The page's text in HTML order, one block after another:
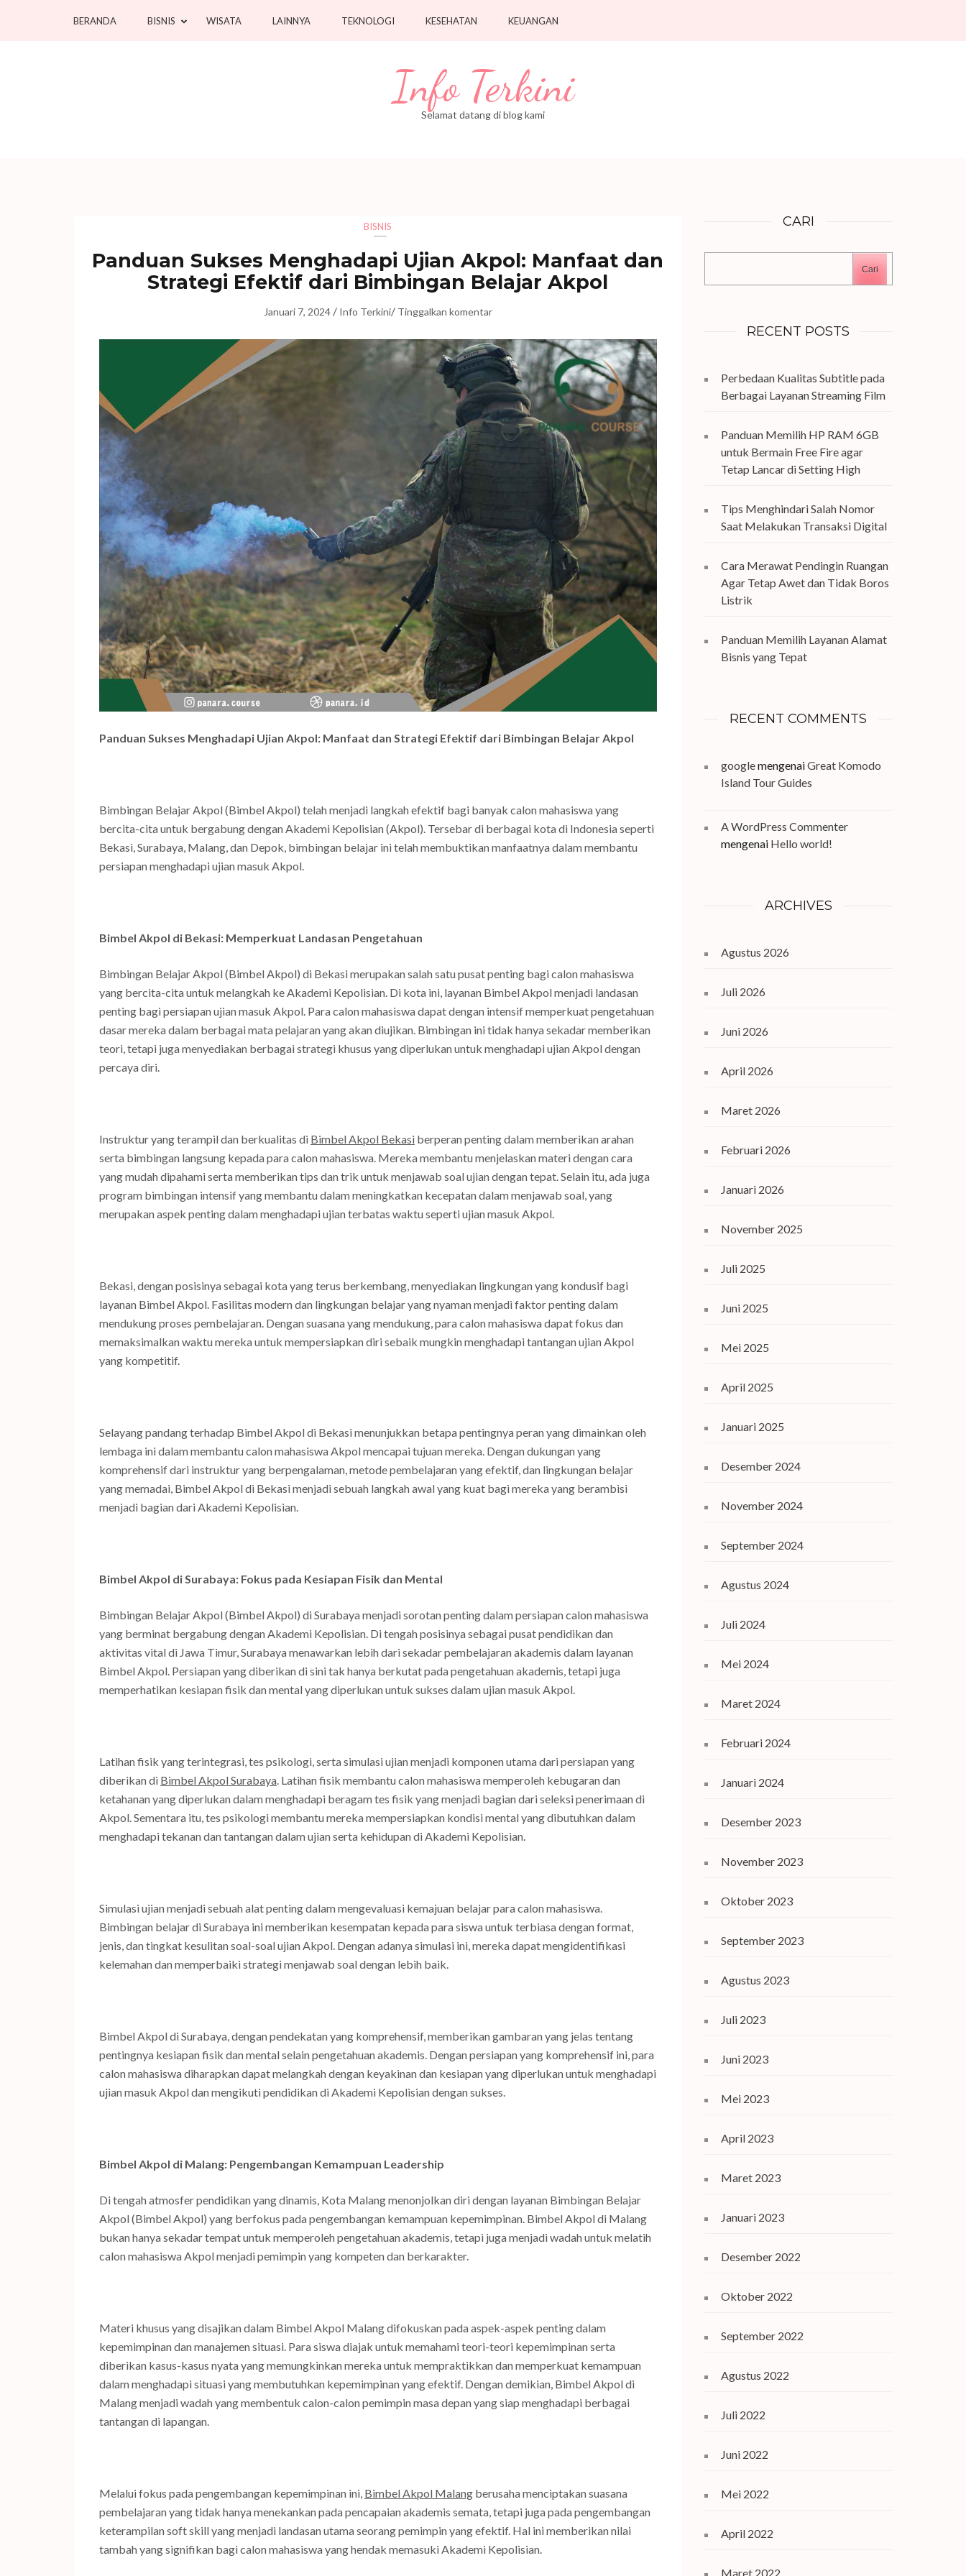
BERANDA BISNIS WISATA LAINNYA TEKNOLOGI KESEHATAN KEUANGAN
Info Terkini
Selamat datang di blog kami
BISNIS
Panduan Sukses Menghadapi Ujian Akpol: Manfaat dan
Strategi Efektif dari Bimbingan Belajar Akpol
Januari 7, 2024/ Info Terkini/ Tinggalkan komentar
Panduan Sukses Menghadapi Ujian Akpol: Manfaat dan Strategi Efektif dari Bimbingan Belajar Akpol
Bimbingan Belajar Akpol (Bimbel Akpol) telah menjadi langkah efektif bagi banyak calon mahasiswa yang
bercita-cita untuk bergabung dengan Akademi Kepolisian (Akpol). Tersebar di berbagai kota di Indonesia seperti
Bekasi, Surabaya, Malang, dan Depok, bimbingan belajar ini telah membuktikan manfaatnya dalam membantu
persiapan menghadapi ujian masuk Akpol.
Bimbel Akpol di Bekasi: Memperkuat Landasan Pengetahuan
Bimbingan Belajar Akpol (Bimbel Akpol) di Bekasi merupakan salah satu pusat penting bagi calon mahasiswa
yang bercita-cita untuk melangkah ke Akademi Kepolisian. Di kota ini, layanan Bimbel Akpol menjadi landasan
penting bagi persiapan ujian masuk Akpol. Para calon mahasiswa dapat dengan intensif memperkuat pengetahuan
dasar mereka dalam berbagai mata pelajaran yang akan diujikan. Bimbingan ini tidak hanya sekadar memberikan
teori, tetapi juga menyediakan berbagai strategi khusus yang diperlukan untuk menghadapi ujian Akpol dengan
percaya diri.
Instruktur yang terampil dan berkualitas di Bimbel Akpol Bekasi berperan penting dalam memberikan arahan
serta bimbingan langsung kepada para calon mahasiswa. Mereka membantu menjelaskan materi dengan cara
yang mudah dipahami serta memberikan tips dan trik untuk menjawab soal ujian dengan tepat. Selain itu, ada juga
program bimbingan intensif yang membantu dalam meningkatkan kecepatan dalam menjawab soal, yang
merupakan aspek penting dalam menghadapi ujian terbatas waktu seperti ujian masuk Akpol.
Bekasi, dengan posisinya sebagai kota yang terus berkembang, menyediakan lingkungan yang kondusif bagi
layanan Bimbel Akpol. Fasilitas modern dan lingkungan belajar yang nyaman menjadi faktor penting dalam
mendukung proses pembelajaran. Dengan suasana yang mendukung, para calon mahasiswa dapat fokus dan
memaksimalkan waktu mereka untuk mempersiapkan diri sebaik mungkin menghadapi tantangan ujian Akpol
yang kompetitif.
Selayang pandang terhadap Bimbel Akpol di Bekasi menunjukkan betapa pentingnya peran yang dimainkan oleh
lembaga ini dalam membantu calon mahasiswa Akpol mencapai tujuan mereka. Dengan dukungan yang
komprehensif dari instruktur yang berpengalaman, metode pembelajaran yang efektif, dan lingkungan belajar
yang memadai, Bimbel Akpol di Bekasi menjadi sebuah langkah awal yang kuat bagi mereka yang berambisi
menjadi bagian dari Akademi Kepolisian.
Bimbel Akpol di Surabaya: Fokus pada Kesiapan Fisik dan Mental
Bimbingan Belajar Akpol (Bimbel Akpol) di Surabaya menjadi sorotan penting dalam persiapan calon mahasiswa
yang berminat bergabung dengan Akademi Kepolisian. Di tengah posisinya sebagai pusat pendidikan dan
aktivitas vital di Jawa Timur, Surabaya menawarkan lebih dari sekadar pembelajaran akademis dalam layanan
Bimbel Akpol. Persiapan yang diberikan di sini tak hanya berkutat pada pengetahuan akademis, tetapi juga
memperhatikan kesiapan fisik dan mental yang diperlukan untuk sukses dalam ujian masuk Akpol.
Latihan fisik yang terintegrasi, tes psikologi, serta simulasi ujian menjadi komponen utama dari persiapan yang
diberikan di Bimbel Akpol Surabaya. Latihan fisik membantu calon mahasiswa memperoleh kebugaran dan
ketahanan yang diperlukan dalam menghadapi beragam tes fisik yang menjadi bagian dari seleksi penerimaan di
Akpol. Sementara itu, tes psikologi membantu mereka mempersiapkan kondisi mental yang dibutuhkan dalam
menghadapi tekanan dan tantangan dalam ujian serta kehidupan di Akademi Kepolisian.
Simulasi ujian menjadi sebuah alat penting dalam mengevaluasi kemajuan belajar para calon mahasiswa.
Bimbingan belajar di Surabaya ini memberikan kesempatan kepada para siswa untuk terbiasa dengan format,
jenis, dan tingkat kesulitan soal-soal ujian Akpol. Dengan adanya simulasi ini, mereka dapat mengidentifikasi
kelemahan dan memperbaiki strategi menjawab soal dengan lebih baik.
Bimbel Akpol di Surabaya, dengan pendekatan yang komprehensif, memberikan gambaran yang jelas tentang
pentingnya kesiapan fisik dan mental selain pengetahuan akademis. Dengan persiapan yang komprehensif ini, para
calon mahasiswa diharapkan dapat melangkah dengan keyakinan dan kesiapan yang diperlukan untuk menghadapi
ujian masuk Akpol dan mengikuti pendidikan di Akademi Kepolisian dengan sukses.
Bimbel Akpol di Malang: Pengembangan Kemampuan Leadership
Di tengah atmosfer pendidikan yang dinamis, Kota Malang menonjolkan diri dengan layanan Bimbingan Belajar
Akpol (Bimbel Akpol) yang berfokus pada pengembangan kemampuan kepemimpinan. Bimbel Akpol di Malang
bukan hanya sekadar tempat untuk memperoleh pengetahuan akademis, tetapi juga menjadi wadah untuk melatih
calon mahasiswa Akpol menjadi pemimpin yang kompeten dan berkarakter.
Materi khusus yang disajikan dalam Bimbel Akpol Malang difokuskan pada aspek-aspek penting dalam
kepemimpinan dan manajemen situasi. Para siswa diajak untuk memahami teori-teori kepemimpinan serta
diberikan kasus-kasus nyata yang memungkinkan mereka untuk mempraktikkan dan memperkuat kemampuan
dalam menghadapi situasi yang membutuhkan kepemimpinan yang efektif. Dengan demikian, Bimbel Akpol di
Malang menjadi wadah yang membentuk calon-calon pemimpin masa depan yang siap menghadapi berbagai
tantangan di lapangan.
Melalui fokus pada pengembangan kepemimpinan ini, Bimbel Akpol Malang berusaha menciptakan suasana
pembelajaran yang tidak hanya menekankan pada pencapaian akademis semata, tetapi juga pada pengembangan
keterampilan soft skill yang menjadi landasan utama seorang pemimpin yang efektif. Hal ini memberikan nilai
tambah yang signifikan bagi calon mahasiswa yang hendak memasuki Akademi Kepolisian.
CARI
Cari
RECENT POSTS
Perbedaan Kualitas Subtitle pada
Berbagai Layanan Streaming Film
Panduan Memilih HP RAM 6GB
untuk Bermain Free Fire agar
Tetap Lancar di Setting High
Tips Menghindari Salah Nomor
Saat Melakukan Transaksi Digital
Cara Merawat Pendingin Ruangan
Agar Tetap Awet dan Tidak Boros
Listrik
Panduan Memilih Layanan Alamat
Bisnis yang Tepat
RECENT COMMENTS
googlemengenaiGreat Komodo
Island Tour Guides
A WordPress Commenter
mengenai Hello world!
ARCHIVES
Agustus 2026
Juli 2026
Juni 2026
April 2026
Maret 2026
Februari 2026
Januari 2026
November 2025
Juli 2025
Juni 2025
Mei 2025
April 2025
Januari 2025
Desember 2024
November 2024
September 2024
Agustus 2024
Juli 2024
Mei 2024
Maret 2024
Februari 2024
Januari 2024
Desember 2023
November 2023
Oktober 2023
September 2023
Agustus 2023
Juli 2023
Juni 2023
Mei 2023
April 2023
Maret 2023
Januari 2023
Desember 2022
Oktober 2022
September 2022
Agustus 2022
Juli 2022
Juni 2022
Mei 2022
April 2022
Maret 2022